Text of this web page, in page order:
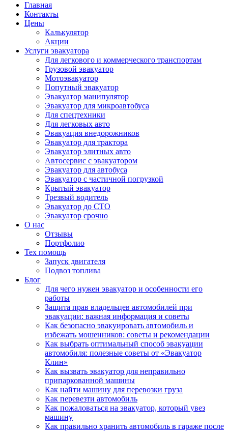
Главная
Контакты
Цены
Калькулятор
Акции
Услуги эвакуатора
Для легкового и коммерческого транспортам
Грузовой эвакуатор
Мотоэвакуатор
Попутный эвакуатор
Эвакуатор манипулятор
Эвакуатор для микроавтобуса
Для спецтехники
Для легковых авто
Эвакуация внедорожников
Эвакуатор для трактора
Эвакуатор элитных авто
Автосервис с эвакуатором
Эвакуатор для автобуса
Эвакуатор с частичной погрузкой
Крытый эвакуатор
Трезвый водитель
Эвакуатор до СТО
Эвакуатор срочно
О нас
Отзывы
Портфолио
Тех помощь
Запуск двигателя
Подвоз топлива
Блог
Для чего нужен эвакуатор и особенности его
работы
Защита прав владельцев автомобилей при
эвакуации: важная информация и советы
Как безопасно эвакуировать автомобиль и
избежать мошенников: советы и рекомендации
Как выбрать оптимальный способ эвакуации
автомобиля: полезные советы от «Эвакуатор
Клин»
Как вызвать эвакуатор для неправильно
припаркованной машины
Как найти машину для перевозки груза
Как перевезти автомобиль
Как пожаловаться на эвакуатор, который увез
машину
Как правильно хранить автомобиль в гараже после